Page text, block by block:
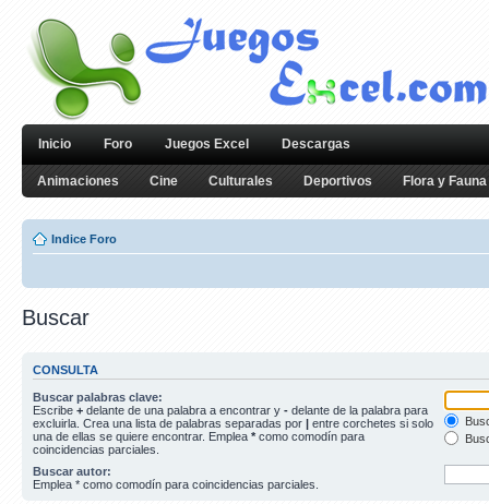
Inicio Foro Juegos Excel Descargas
Animaciones Cine Culturales Deportivos Flora y Fauna
Indice Foro
Buscar
CONSULTA
Buscar palabras clave:
Escribe + delante de una palabra a encontrar y - delante de la palabra para
excluirla. Crea una lista de palabras separadas por | entre corchetes si solo
una de ellas se quiere encontrar. Emplea * como comodín para
coincidencias parciales.
Buscar autor:
Emplea * como comodín para coincidencias parciales.